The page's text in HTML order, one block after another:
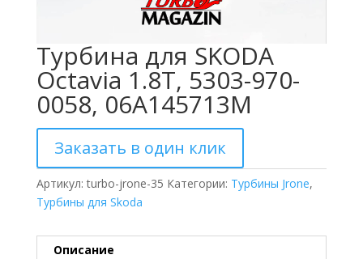
Турбина для SKODA
Octavia 1.8T, 5303-970-
0058, 06A145713M
Заказать в один клик
Артикул:turbo-jrone-35 Категории: Турбины Jrone,
Турбины для Skoda
Описание